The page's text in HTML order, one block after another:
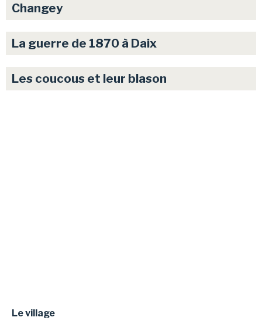
Changey
La guerre de 1870 à Daix
Les coucous et leur blason
Le village